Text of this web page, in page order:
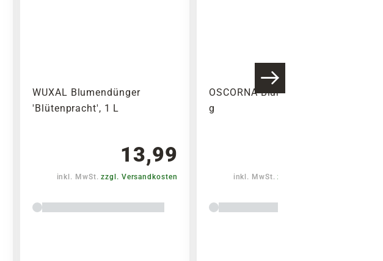
WUXAL Blumendünger
'Blütenpracht', 1 L
13,99
inkl. MwSt.zzgl. Versandkosten
OSCORNA Blumendünger, 500
g
inkl. MwSt.zzgl. Versandkosten